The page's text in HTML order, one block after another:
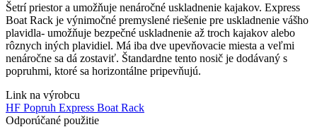
Šetrí priestor a umožňuje nenáročné uskladnenie kajakov. Express
Boat Rack je výnimočné premyslené riešenie pre uskladnenie vášho
plavidla- umožňuje bezpečné uskladnenie až troch kajakov alebo
rôznych iných plavidiel. Má iba dve upevňovacie miesta a veľmi
nenáročne sa dá zostaviť. Štandardne tento nosič je dodávaný s
popruhmi, ktoré sa horizontálne pripevňujú.
Link na výrobcu
HF Popruh Express Boat Rack
Odporúčané použitie